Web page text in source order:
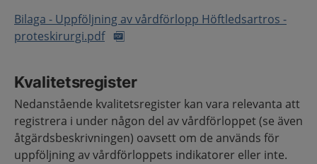
Bilaga - Uppföljning av vårdförlopp Höftledsartros -
proteskirurgi.pdf
Kvalitetsregister
Nedanstående kvalitetsregister kan vara relevanta att
registrera i under någon del av vårdförloppet (se även
åtgärdsbeskrivningen) oavsett om de används för
uppföljning av vårdförloppets indikatorer eller inte.